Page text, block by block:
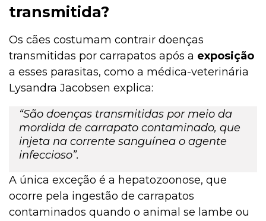
transmitida?
Os cães costumam contrair doenças
transmitidas por carrapatos após a exposição
a esses parasitas, como a médica-veterinária
Lysandra Jacobsen explica:
“São doenças transmitidas por meio da
mordida de carrapato contaminado, que
injeta na corrente sanguínea o agente
infeccioso”.
A única exceção é a hepatozoonose, que
ocorre pela ingestão de carrapatos
contaminados quando o animal se lambe ou